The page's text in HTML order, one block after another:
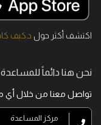
اكتشف أكثر حول د.كيف
نحن هنا دائماً للمساعدة
تواصل معنا من خلال أي
مركز المساعدة